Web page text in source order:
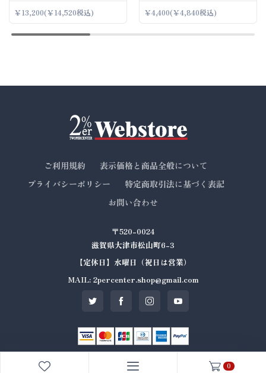
￥13,200(￥14,520税込) ￥4,400(￥4,840税込)
ご利用規約
表示価格と商品全般について
プライバシーポリシー
特定商取引法に基づく表記
お問い合わせ
〒520-0024
滋賀県大津市松山町6-3
【定休日】水曜日（祝日は営業）
MAIL: 2percenter.shop@gmail.com
© All rights reserved. Made by 0